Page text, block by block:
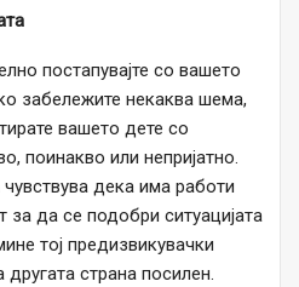
постапувајте со вашето
забележите некаква шема,
вашето дете со
поинакво или непријатно.
дека има работи
да се подобри ситуацијата
тој предизвикувачки
страна посилен.